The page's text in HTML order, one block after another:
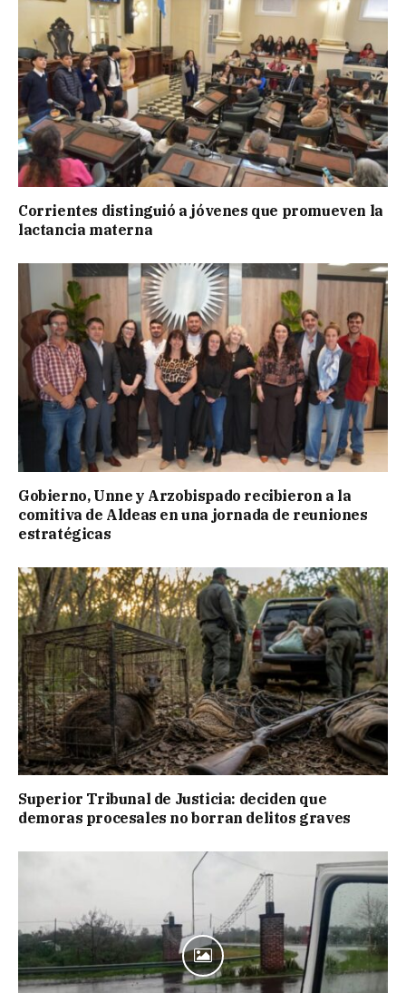
Corrientes distinguió a jóvenes que promueven la
lactancia materna
Gobierno, Unne y Arzobispado recibieron a la
comitiva de Aldeas en una jornada de reuniones
estratégicas
Superior Tribunal de Justicia: deciden que
demoras procesales no borran delitos graves